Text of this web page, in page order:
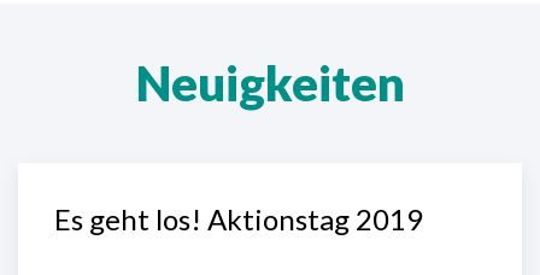
Neuigkeiten
Es geht los! Aktionstag 2019